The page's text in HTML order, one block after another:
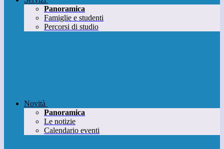
Panoramica
Famiglie e studenti
Percorsi di studio
Novità
Panoramica
Le notizie
Calendario eventi